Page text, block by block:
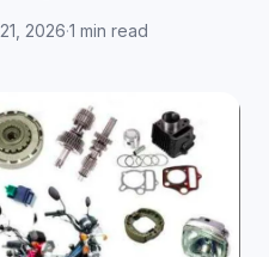
2026·1 min read